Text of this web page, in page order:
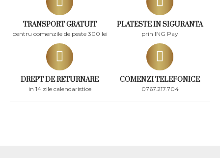
TRANSPORT GRATUIT
pentru comenzile de peste 300 lei
PLATESTE IN SIGURANTA
prin ING Pay
DREPT DE RETURNARE
in 14 zile calendaristice
COMENZI TELEFONICE
0767.217.704